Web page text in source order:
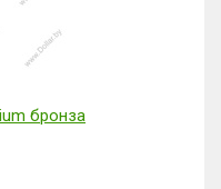
бронза